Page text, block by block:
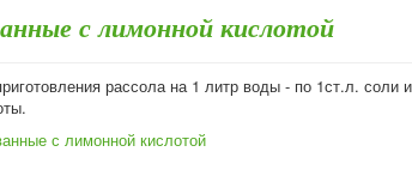
с лимонной кислотой
рассола на 1 литр воды - по 1ст.л. соли и
с лимонной кислотой